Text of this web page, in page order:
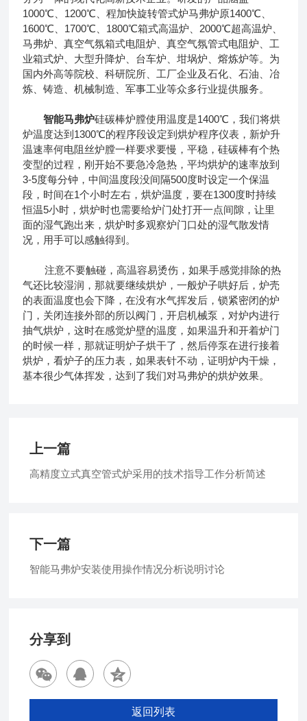
1000℃、1200℃、程加快旋转管式炉马弗炉原1400℃、
1600℃、1700℃、1800℃箱式高温炉、2000℃超高温炉、
马弗炉、真空气氛箱式电阻炉、真空气氛管式电阻炉、工
业箱式炉、大型升降炉、台车炉、坩埚炉、熔炼炉等。为
国内外高等院校、科研院所、工厂企业及石化、石油、冶
炼、铸造、机械制造、军事工业等众多行业提供服务。
智能马弗炉硅碳棒炉膛使用温度是1400℃，我们将烘
炉温度达到1300℃的程序段设定到烘炉程序仪表，新炉升
温速率何电阻丝炉膛一样要求要慢，平稳，硅碳棒有个热
变型的过程，刚开始不要急冷急热，平均烘炉的速率放到
3-5度每分钟，中间温度段没间隔500度时设定一个保温
段，时间在1个小时左右，烘炉温度，要在1300度时持续
恒温5小时，烘炉时也需要给炉门处打开一点间隙，让里
面的湿气跑出来，烘炉时多观察炉门口处的湿气散发情
况，用手可以感触得到。
注意不要触碰，高温容易烫伤，如果手感觉排除的热
气还比较湿润，那就要继续烘炉，一般炉子哄好后，炉壳
的表面温度也会下降，在没有水气挥发后，锁紧密闭的炉
门，关闭连接外部的所以阀门，开启机械泵，对炉内进行
抽气烘炉，这时在感觉炉壁的温度，如果温升和开着炉门
的时候一样，那就证明炉子烘干了，然后停泵在进行接着
烘炉，看炉子的压力表，如果表针不动，证明炉内干燥，
基本很少气体挥发，达到了我们对马弗炉的烘炉效果。
上一篇
高精度立式真空管式炉采用的技术指导工作分析简述
下一篇
智能马弗炉安装使用操作情况分析说明讨论
分享到
返回列表